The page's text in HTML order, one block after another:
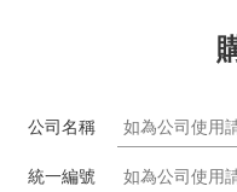
公司名稱
統一編號